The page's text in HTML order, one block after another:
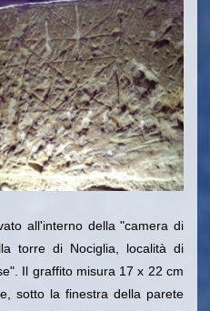
all'interno della "camera di
torre di Nociglia, località di
Il graffito misura 17 x 22 cm
sotto la finestra della parete